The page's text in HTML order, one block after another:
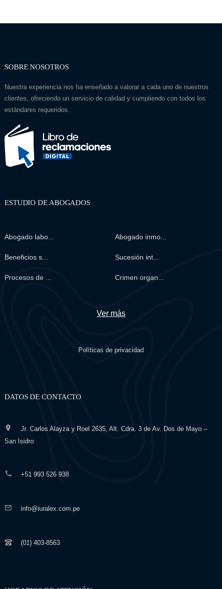
SOBRE NOSOTROS
Nuestra experiencia nos ha enseñado a valorar a cada uno de nuestros
clientes, ofreciendo un servicio de calidad y cumpliendo con todos los
estándares requeridos.
ESTUDIO DE ABOGADOS
Abogado labo... Abogado inmo...
Beneficios s... Sucesión int...
Procesos de ... Crimen organ...
Ver más
Políticas de privacidad
DATOS DE CONTACTO
Jr. Carlos Alayza y Roel 2635, Alt. Cdra. 3 de Av. Dos de Mayo –
San Isidro
+51 993 526 938
info@iuralex.com.pe
(01) 403-8563